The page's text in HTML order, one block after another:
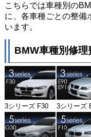
こちらでは車種別の
に、各車種ごとの整備
います。
BMW車種別修
3シリーズ F30 3シリーズ